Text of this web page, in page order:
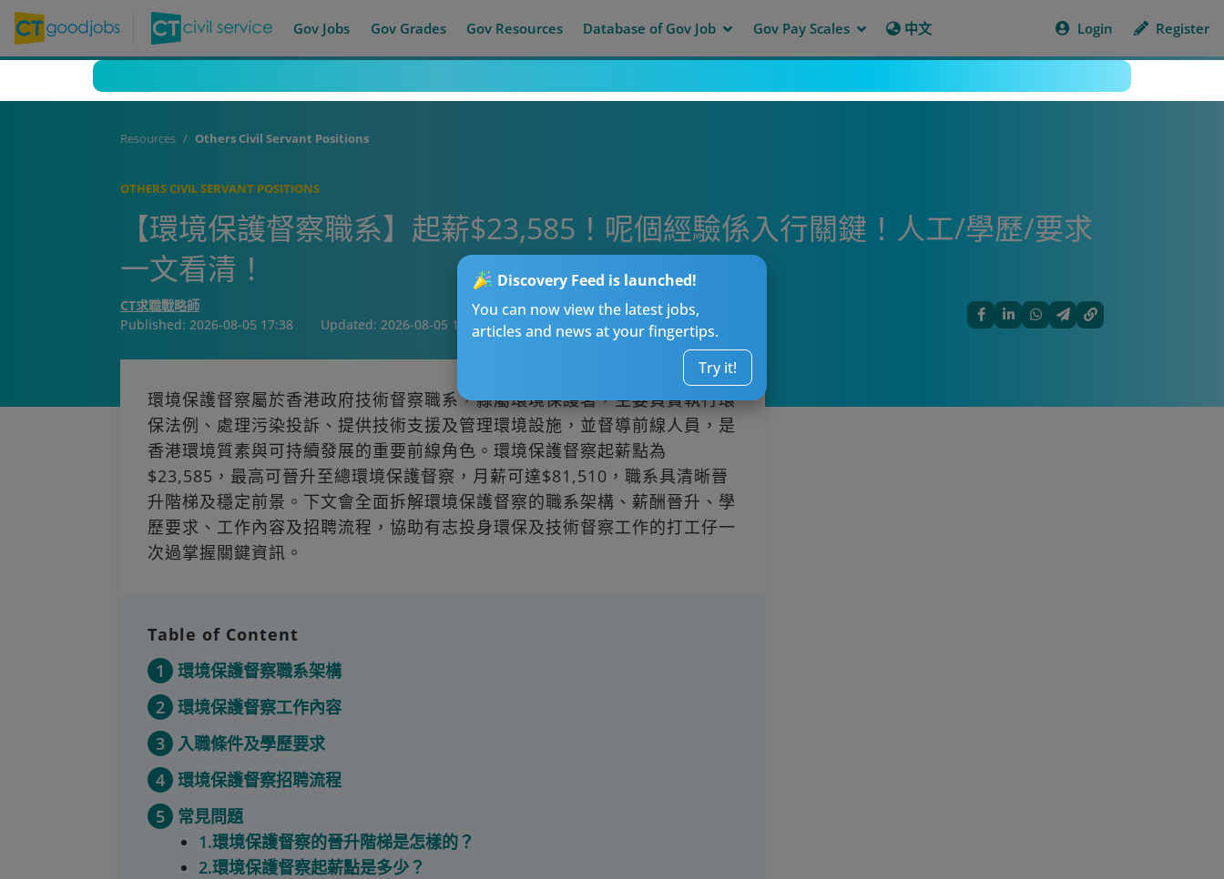
Gov Jobs Gov Grades Gov Resources Database of Gov Job Gov Pay Scales 中文 Login Register
Discovery Feed is launched!
You can now view the latest jobs,
articles and news at your fingertips.
Try it!
Resources Others Civil Servant Positions
OTHERS CIVIL SERVANT POSITIONS
【環境保護督察職系】起薪$23,585！呢個經驗係入行關鍵！人工/學歷/要求
一文看清！
CT求職戰略師
Published: 2026-08-05 17:38 Updated: 2026-08-05 17:38
環境保護督察屬於香港政府技術督察職系，隸屬環境保護署，主要負責執行環
保法例、處理污染投訴、提供技術支援及管理環境設施，並督導前線人員，是
香港環境質素與可持續發展的重要前線角色。環境保護督察起薪點為
$23,585，最高可晉升至總環境保護督察，月薪可達$81,510，職系具清晰晉
升階梯及穩定前景。下文會全面拆解環境保護督察的職系架構、薪酬晉升、學
歷要求、工作內容及招聘流程，協助有志投身環保及技術督察工作的打工仔一
次過掌握關鍵資訊。
Table of Content
1
環境保護督察職系架構
2 環境保護督察工作內容
3
入職條件及學歷要求
4 環境保護督察招聘流程
5
常見問題
1.環境保護督察的晉升階梯是怎樣的？
2.環境保護督察起薪點是多少？